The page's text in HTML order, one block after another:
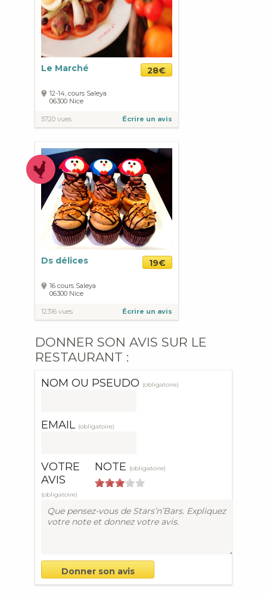
Le Marché 28€
12-14, cours Saleya
06300 Nice
5720 vues Écrire un avis
Ds délices 19€
16 cours Saleya
06300 Nice
12316 vues Écrire un avis
DONNER SON AVIS SUR LE
RESTAURANT :
NOM OU PSEUDO (obligatoire)
EMAIL (obligatoire)
NOTE (obligatoire)
VOTRE
AVIS
(obligatoire)